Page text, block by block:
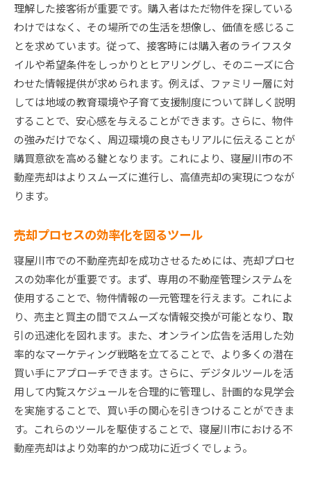
理解した接客術が重要です。購入者はただ物件を探している
わけではなく、その場所での生活を想像し、価値を感じるこ
とを求めています。従って、接客時には購入者のライフスタ
イルや希望条件をしっかりとヒアリングし、そのニーズに合
わせた情報提供が求められます。例えば、ファミリー層に対
しては地域の教育環境や子育て支援制度について詳しく説明
することで、安心感を与えることができます。さらに、物件
の強みだけでなく、周辺環境の良さもリアルに伝えることが
購買意欲を高める鍵となります。これにより、寝屋川市の不
動産売却はよりスムーズに進行し、高値売却の実現につなが
ります。
売却プロセスの効率化を図るツール
寝屋川市での不動産売却を成功させるためには、売却プロセ
スの効率化が重要です。まず、専用の不動産管理システムを
使用することで、物件情報の一元管理を行えます。これによ
り、売主と買主の間でスムーズな情報交換が可能となり、取
引の迅速化を図れます。また、オンライン広告を活用した効
率的なマーケティング戦略を立てることで、より多くの潜在
買い手にアプローチできます。さらに、デジタルツールを活
用して内覧スケジュールを合理的に管理し、計画的な見学会
を実施することで、買い手の関心を引きつけることができま
す。これらのツールを駆使することで、寝屋川市における不
動産売却はより効率的かつ成功に近づくでしょう。